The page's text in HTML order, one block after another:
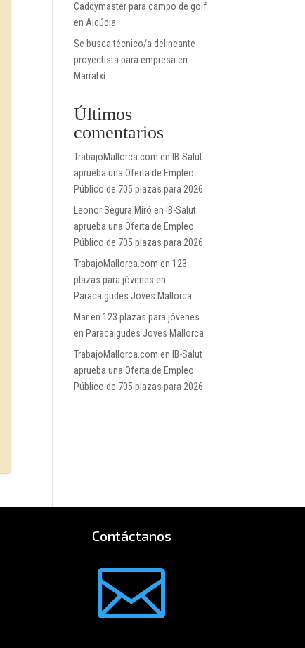
Caddymaster para campo de golf
en Alcúdia
Se busca técnico/a delineante
proyectista para empresa en
Marratxí
Últimos
comentarios
TrabajoMallorca.com en IB-Salut
aprueba una Oferta de Empleo
Público de 705 plazas para 2026
Leonor Segura Miró en IB-Salut
aprueba una Oferta de Empleo
Público de 705 plazas para 2026
TrabajoMallorca.com en 123
plazas para jóvenes en
Paracaigudes Joves Mallorca
Maren 123 plazas para jóvenes
en Paracaigudes Joves Mallorca
TrabajoMallorca.com en IB-Salut
aprueba una Oferta de Empleo
Público de 705 plazas para 2026
Contáctanos
